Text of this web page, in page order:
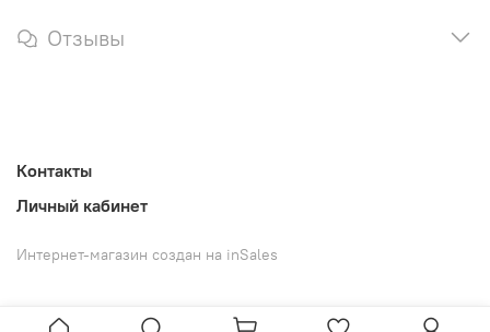
Отзывы
Контакты
Личный кабинет
Интернет-магазин создан на inSales